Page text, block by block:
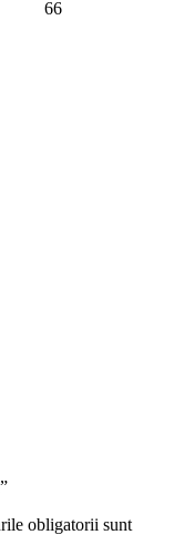
66
obligatorii sunt